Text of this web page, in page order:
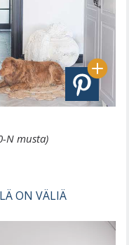
N musta)
ON VÄLIÄ